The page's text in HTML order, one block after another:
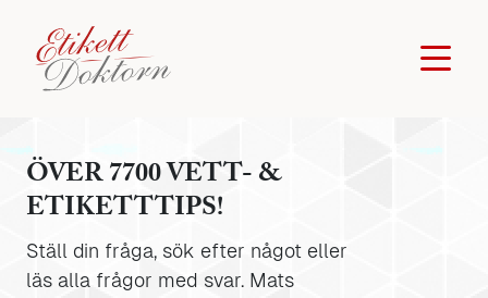
ÖVER 7700 VETT- &
ETIKETTTIPS!
Ställ din fråga, sök efter något eller
läs alla frågor med svar. Mats